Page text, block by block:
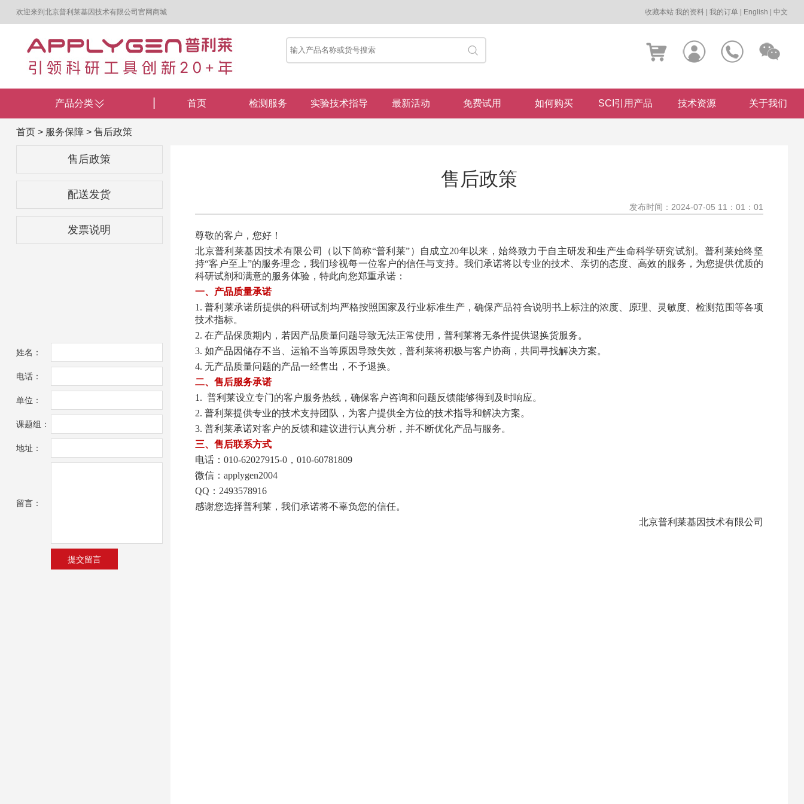
欢迎来到北京普利莱基因技术有限公司官网商城 收藏本站 我的资料 |我的订单 English |中文
产品分类 首页 检测服务 实验技术指导 最新活动 免费试用 如何购买 SCI引用产品 技术资源 关于我们
首页> 服务保障 > 售后政策
售后政策
配送发货
发票说明
售后政策
发布时间：2024-07-05 11：01：01
尊敬的客户，您好！
北京普利莱基因技术有限公司（以下简称“普利莱”）自成立20年以来，始终致力于自主研发和生产生命科学研究试剂。普利莱始终坚
持“客户至上”的服务理念，我们珍视每一位客户的信任与支持。我们承诺将以专业的技术、亲切的态度、高效的服务，为您提供优质的
科研试剂和满意的服务体验，特此向您郑重承诺：
一、产品质量承诺
1. 普利 莱承诺所提供的科研试剂均严格按照国家及行业标准生产，确保产品符合说明书上标注的浓度、原理、灵敏度、检测范围等各项
技术指标。
2. 在产品保质期内，若因产品质量问题导致无法正常使用，普利莱将无条件提供退换货服务。
3. 如产品因储存不当、运输不当等原因导致失效，普利莱将积极与客户协商，共同寻找解决方案。
4. 无产品质量问题的产品一经售出，不予退换。
二、售后服务承诺
1. 普利莱设立专门的客户服务热线，确保客户咨询和问题反馈能够得到及时响应。
2. 普利莱提供专业的技术支持团队，为客户提供全方位的技术指导和解决方案。
3. 普利莱承诺对客户的反馈和建议进行认真分析，并不断优化产品与服务。
三、售后联系方式
电话：010-62027915-0，010-60781809
微信：applygen2004
QQ：2493578916
感谢您选择普利莱，我们承诺将不辜负您的信任。
北京普利莱基因技术有限公司
姓名：
电话：
单位：
课题组：
地址：
留言：